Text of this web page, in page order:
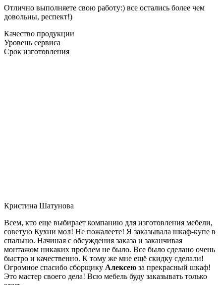
Отлично выполняете свою работу:) все остались более чем
довольны, респект!)
Качество продукции
Уровень сервиса
Срок изготовления
Кристина Шатунова
Всем, кто еще выбирает компанию для изготовления мебели,
советую Кухни мол! Не пожалеете! Я заказывала шкаф-купе в
спальню. Начиная с обсуждения заказа и заканчивая
монтажом никаких проблем не было. Все было сделано очень
быстро и качественно. К тому же мне ещё скидку сделали!
Огромное спасибо сборщику Алексею за прекрасный шкаф!
Это мастер своего дела! Всю мебель буду заказывать только